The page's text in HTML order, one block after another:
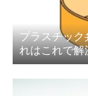
プラスチック
れはこれで解
き洗浄術